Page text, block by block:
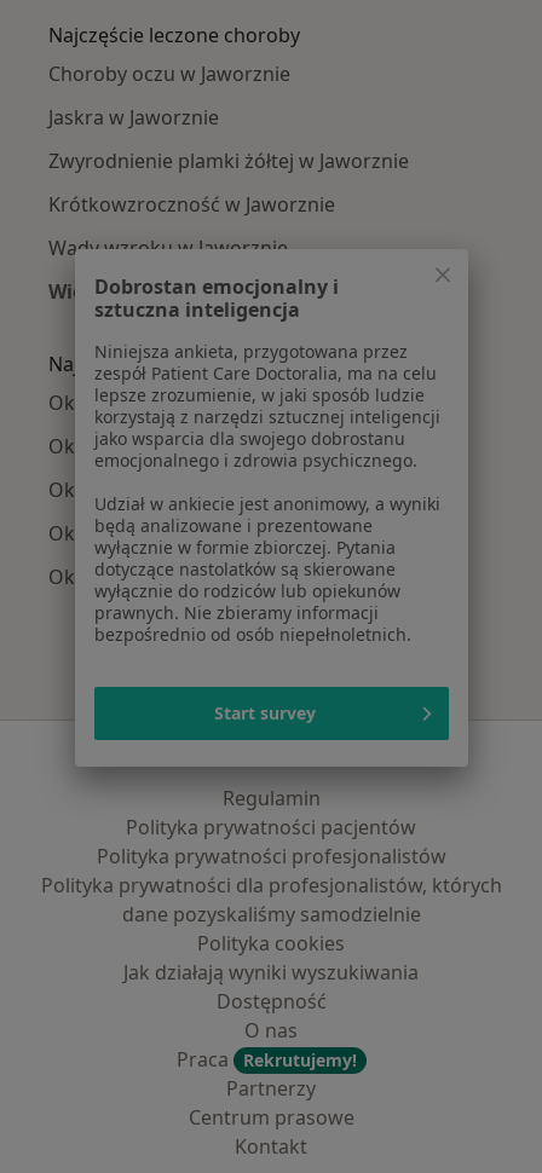
Najczęście leczone choroby
Choroby oczu w Jaworznie
Jaskra w Jaworznie
Zwyrodnienie plamki żółtej w Jaworznie
Krótkowzroczność w Jaworznie
Wady wzroku w Jaworznie
Więcej (15)
Więcej w kategorii: Najczęście leczone
Najpopularniejsze ubezpieczenia
Okuliści z Allianz w Jaworznie
Okuliści z PZU Zdrowie w Jaworznie
Okuliści z Medicover w Jaworznie
Okuliści z Medica Polska w Jaworznie
Okuliści z LUX MED w Jaworznie
Regulamin
Polityka prywatności pacjentów
Polityka prywatności profesjonalistów
Polityka prywatności dla profesjonalistów, których
dane pozyskaliśmy samodzielnie
Polityka cookies
Jak działają wyniki wyszukiwania
Dostępność
O nas
Praca
Rekrutujemy!
Partnerzy
Centrum prasowe
Kontakt
Dobrostan emocjonalny i
sztuczna inteligencja
Niniejsza ankieta, przygotowana przez
zespół Patient Care Doctoralia, ma na celu
lepsze zrozumienie, w jaki sposób ludzie
korzystają z narzędzi sztucznej inteligencji
jako wsparcia dla swojego dobrostanu
emocjonalnego i zdrowia psychicznego.
Udział w ankiecie jest anonimowy, a wyniki
będą analizowane i prezentowane
wyłącznie w formie zbiorczej. Pytania
dotyczące nastolatków są skierowane
wyłącznie do rodziców lub opiekunów
prawnych. Nie zbieramy informacji
bezpośrednio od osób niepełnoletnich.
Start survey